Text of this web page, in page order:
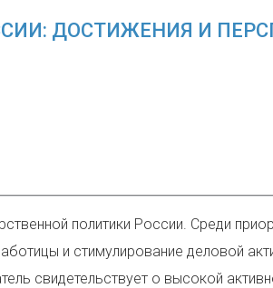
ДОСТИЖЕНИЯ И
политики России. Среди
и стимулирование деловой
свидетельствует о высокой